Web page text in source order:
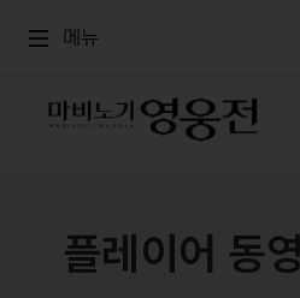
메뉴
플레이어 동